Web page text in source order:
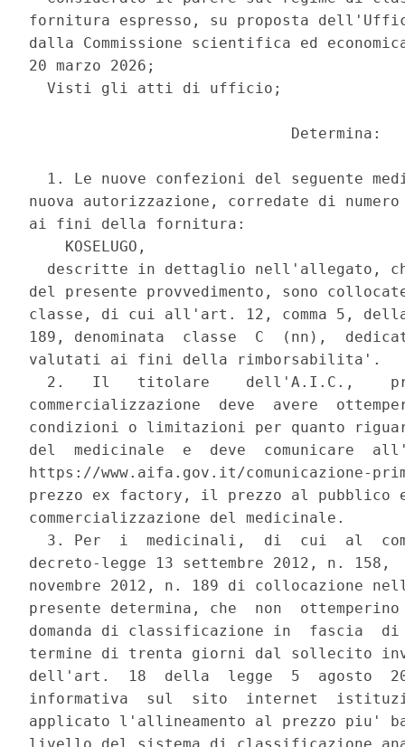
fornitura espresso, su proposta
dalla Commissione scientifica ed
20 marzo 2026;
  Visti gli atti di ufficio;
                             Determina:
1. Le nuove confezioni del seguente
nuova autorizzazione, corredate di
ai fini della fornitura:
    KOSELUGO,
descritte in dettaglio nell'allegato,
del presente provvedimento, sono
classe, di cui all'art. 12, comma 5, della
189, denominata  classe  C  (nn),
valutati ai fini della rimborsabilita'.
2.   Il   titolare    dell'A.I.C.,
commercializzazione  deve  avere
condizioni o limitazioni per quanto
del  medicinale  e  deve  comunicare
https://www.aifa.gov.it/comunicazione-
prezzo ex factory, il prezzo al
commercializzazione del medicinale.
3. Per  i  medicinali,  di  cui  al
decreto-legge 13 settembre 2012, n.
novembre 2012, n. 189 di collocazione
presente determina, che  non
domanda di classificazione in  fascia
termine di trenta giorni dal sollecito
dell'art.  18  della  legge  5  agosto
informativa  sul  sito  internet
applicato l'allineamento al prezzo piu'